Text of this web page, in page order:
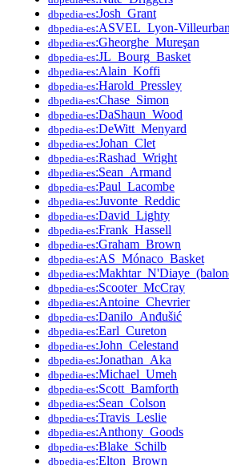
dbpedia-es:Josh_Grant
dbpedia-es:ASVEL_Lyon-
dbpedia-es:Gheorghe_Mureşan
dbpedia-es:JL_Bourg_Basket
dbpedia-es:Alain_Koffi
dbpedia-es:Harold_Pressley
dbpedia-es:Chase_Simon
dbpedia-es:DaShaun_Wood
dbpedia-es:DeWitt_Menyard
dbpedia-es:Johan_Clet
dbpedia-es:Rashad_Wright
dbpedia-es:Sean_Armand
dbpedia-es:Paul_Lacombe
dbpedia-es:Juvonte_Reddic
dbpedia-es:David_Lighty
dbpedia-es:Frank_Hassell
dbpedia-es:Graham_Brown
dbpedia-es:AS_Mónaco_Basket
dbpedia-es
dbpedia-es:Scooter_McCray
dbpedia-es:Antoine_Chevrier
dbpedia-es:Danilo_Anđušić
dbpedia-es:Earl_Cureton
dbpedia-es:John_Celestand
dbpedia-es:Jonathan_Aka
dbpedia-es:Michael_Umeh
dbpedia-es:Scott_Bamforth
dbpedia-es:Sean_Colson
dbpedia-es:Travis_Leslie
dbpedia-es:Anthony_Goods
dbpedia-es:Blake_Schilb
dbpedia-es:Elton_Brown